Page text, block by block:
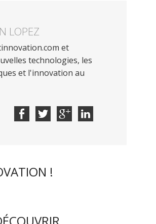
LOPEZ
et
technologies, les
et l'innovation au
!